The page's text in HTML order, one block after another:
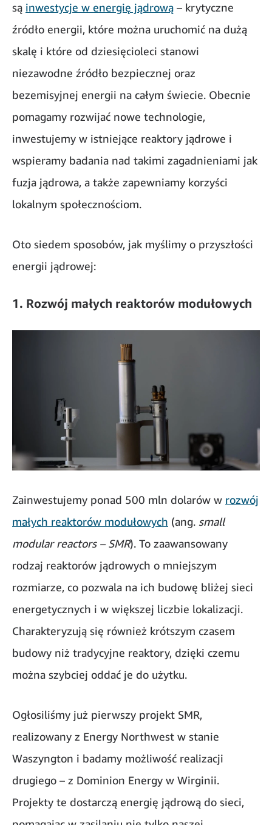
są inwestycje w energię jądrową – krytyczne
źródło energii, które można uruchomić na dużą
skalę i które od dziesięcioleci stanowi
niezawodne źródło bezpiecznej oraz
bezemisyjnej energii na całym świecie. Obecnie
pomagamy rozwijać nowe technologie,
inwestujemy w istniejące reaktory jądrowe i
wspieramy badania nad takimi zagadnieniami jak
fuzja jądrowa, a także zapewniamy korzyści
lokalnym społecznościom.
Oto siedem sposobów, jak myślimy o przyszłości
energii jądrowej:
1. Rozwój małych reaktorów modułowych
Zainwestujemy ponad 500 mln dolarów w rozwój
małych reaktorów modułowych (ang. small
modular reactors – SMR). To zaawansowany
rodzaj reaktorów jądrowych o mniejszym
rozmiarze, co pozwala na ich budowę bliżej sieci
energetycznych i w większej liczbie lokalizacji.
Charakteryzują się również krótszym czasem
budowy niż tradycyjne reaktory, dzięki czemu
można szybciej oddać je do użytku.
Ogłosiliśmy już pierwszy projekt SMR,
realizowany z Energy Northwest w stanie
Waszyngton i badamy możliwość realizacji
drugiego – z Dominion Energy w Wirginii.
Projekty te dostarczą energię jądrową do sieci,